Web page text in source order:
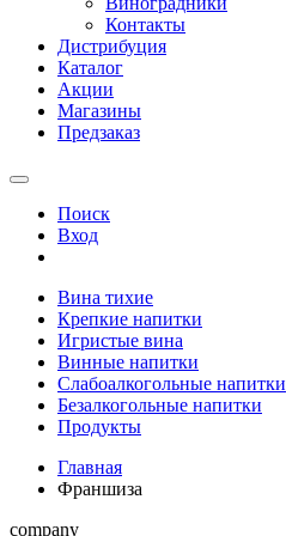
Контакты
Дистрибуция
Каталог
Акции
Магазины
Предзаказ
Поиск
Вход
Вина тихие
Крепкие напитки
Игристые вина
Винные напитки
Слабоалкогольные напитки
Безалкогольные напитки
Продукты
Главная
Франшиза
company